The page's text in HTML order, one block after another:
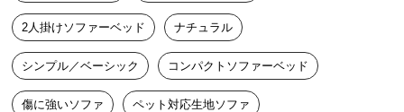
つ
い
て
開
2人掛けソファーベッド ナチュラル
シンプル／ベーシック コンパクトソファーベッド
傷に強いソファ ペット対応生地ソファ